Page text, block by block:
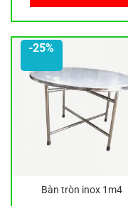
-25%
Bàn tròn inox 1m4